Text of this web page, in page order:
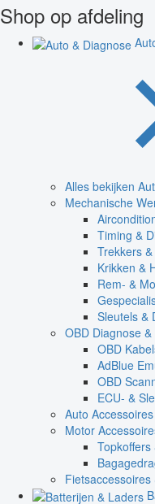
Shop op afdeling
Alles bekijken
Mechanische
Timing &
Trekkers
Krikken &
Rem- &
Sleutels &
OBD Diagnose
OBD
AdBlue
OBD
ECU- &
Auto Accessoires
Motor
Fietsaccessoires